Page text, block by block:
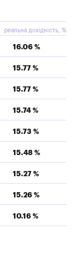
реальна дохідність, %
16.06 %
15.77 %
15.77 %
15.74 %
15.73 %
15.48 %
15.27 %
15.26 %
10.16 %